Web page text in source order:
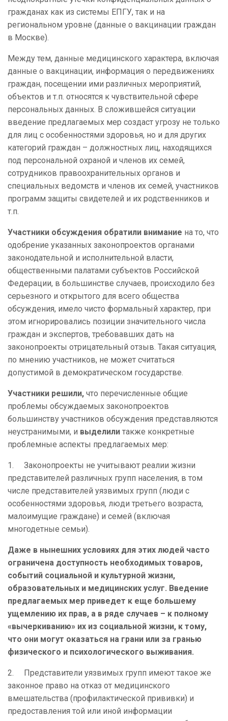
гражданах как из системы ЕПГУ, так и на
региональном уровне (данные о вакцинации граждан
в Москве).
Между тем, данные медицинского характера, включая
данные о вакцинации, информация о передвижениях
граждан, посещении ими различных мероприятий,
объектов и т.п. относятся к чувствительной сфере
персональных данных. В сложившейся ситуации
введение предлагаемых мер создаст угрозу не только
для лиц с особенностями здоровья, но и для других
категорий граждан – должностных лиц, находящихся
под персональной охраной и членов их семей,
сотрудников правоохранительных органов и
специальных ведомств и членов их семей, участников
программ защиты свидетелей и их родственников и
т.п.
Участники обсуждения обратили внимание на то, что
одобрение указанных законопроектов органами
законодательной и исполнительной власти,
общественными палатами субъектов Российской
Федерации, в большинстве случаев, происходило без
серьезного и открытого для всего общества
обсуждения, имело чисто формальный характер, при
этом игнорировались позиции значительного числа
граждан и экспертов, требовавших дать на
законопроекты отрицательный отзыв. Такая ситуация,
по мнению участников, не может считаться
допустимой в демократическом государстве.
Участники решили, что перечисленные общие
проблемы обсуждаемых законопроектов
большинству участников обсуждения представляются
неустранимыми, и выделили также конкретные
проблемные аспекты предлагаемых мер:
1. Законопроекты не учитывают реалии жизни
представителей различных групп населения, в том
числе представителей уязвимых групп (люди с
особенностями здоровья, люди третьего возраста,
малоимущие граждане) и семей (включая
многодетные семьи).
Даже в нынешних условиях для этих людей часто
ограничена доступность необходимых товаров,
событий социальной и культурной жизни,
образовательных и медицинских услуг. Введение
предлагаемых мер приведет к еще большему
ущемлению их прав, а в ряде случаев – к полному
«вычеркиванию» их из социальной жизни, к тому,
что они могут оказаться на грани или за гранью
физического и психологического выживания.
2. Представители уязвимых групп имеют такое же
законное право на отказ от медицинского
вмешательства (профилактической прививки) и
предоставления той или иной информации